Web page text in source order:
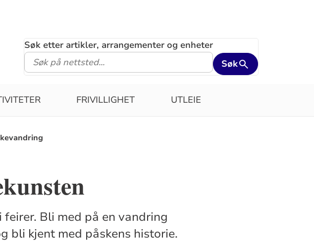
Søk etter artikler, arrangementer og enheter
Søk
FRIVILLIGHET UTLEIE
Bli med på en vandring
bli kjent med påskens historie.